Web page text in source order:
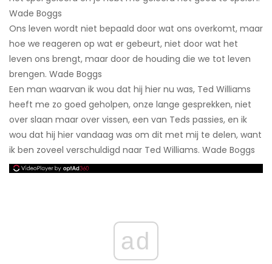
Wade Boggs
Ons leven wordt niet bepaald door wat ons overkomt, maar
hoe we reageren op wat er gebeurt, niet door wat het
leven ons brengt, maar door de houding die we tot leven
brengen. Wade Boggs
Een man waarvan ik wou dat hij hier nu was, Ted Williams
heeft me zo goed geholpen, onze lange gesprekken, niet
over slaan maar over vissen, een van Teds passies, en ik
wou dat hij hier vandaag was om dit met mij te delen, want
ik ben zoveel verschuldigd naar Ted Williams. Wade Boggs
ad